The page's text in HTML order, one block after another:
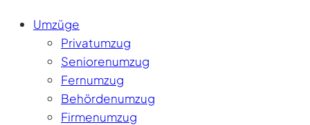
Umzüge
Privatumzug
Seniorenumzug
Fernumzug
Behördenumzug
Firmenumzug